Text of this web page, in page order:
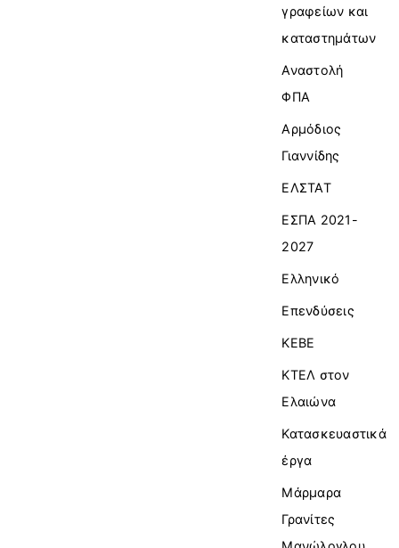
γραφείων και
καταστημάτων
Αναστολή
ΦΠΑ
Αρμόδιος
Γιαννίδης
ΕΛΣΤΑΤ
ΕΣΠΑ 2021-
2027
Ελληνικό
Επενδύσεις
ΚΕΒΕ
ΚΤΕΛ στον
Ελαιώνα
Κατασκευαστικά
έργα
Μάρμαρα
Γρανίτες